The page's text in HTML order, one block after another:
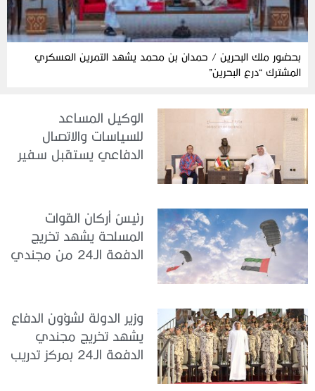
بحضور ملك البحرين / حمدان بن محمد يشهد التمرين العسكري
المشترك “درع البحرين”
الوكيل المساعد
للسياسات والاتصال
الدفاعي يستقبل سفير
رئيسُ أركان القوات
المسلحة يشهد تخريج
الدفعة الـ24 من مجندي
وزير الدولة لشؤون الدفاع
يشهد تخريج مجندي
الدفعة الـ24 بمركز تدريب